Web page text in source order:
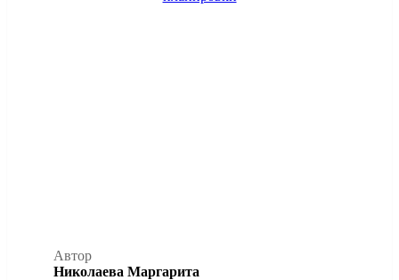
Автор
Николаева Маргарита